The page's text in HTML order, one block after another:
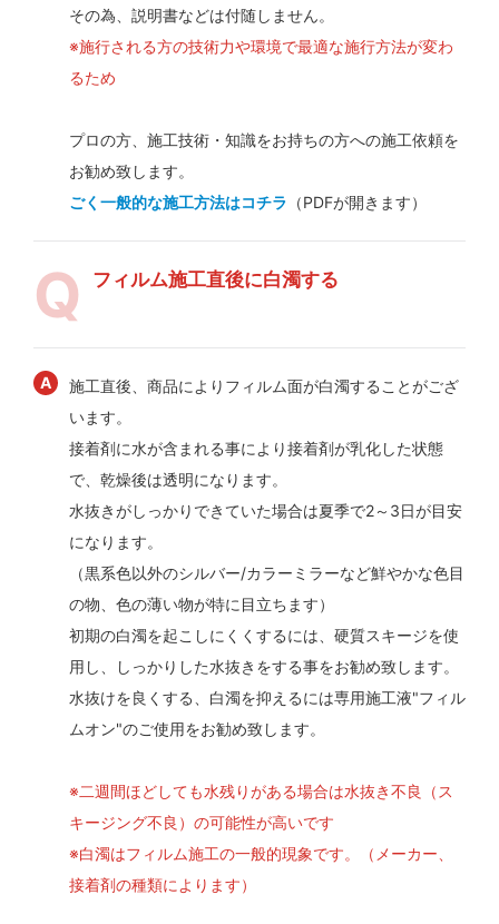
その為、説明書などは付随しません。
※施行される方の技術力や環境で最適な施行方法が変わ
るため
プロの方、施工技術・知識をお持ちの方への施工依頼を
お勧め致します。
ごく一般的な施工方法はコチラ （PDFが開きます）
フィルム施工直後に白濁する
施工直後、商品によりフィルム面が白濁することがござ
います。
接着剤に水が含まれる事により接着剤が乳化した状態
で、乾燥後は透明になります。
水抜きがしっかりできていた場合は夏季で2～3日が目安
になります。
（黒系色以外のシルバー/カラーミラーなど鮮やかな色目
の物、色の薄い物が特に目立ちます）
初期の白濁を起こしにくくするには、硬質スキージを使
用し、しっかりした水抜きをする事をお勧め致します。
水抜けを良くする、白濁を抑えるには専用施工液"フィル
ムオン"のご使用をお勧め致します。
※二週間ほどしても水残りがある場合は水抜き不良（ス
キージング不良）の可能性が高いです
※白濁はフィルム施工の一般的現象です。（メーカー、
接着剤の種類によります）